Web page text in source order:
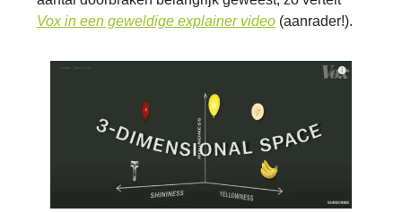
Vox in een geweldige explainer video (aanrader!).